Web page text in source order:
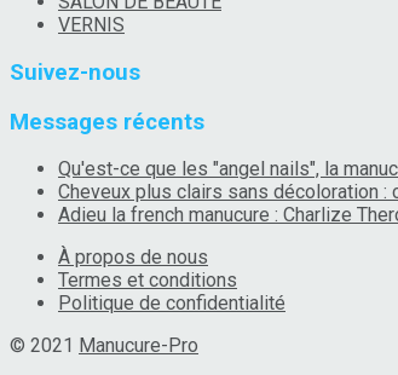
VERNIS
Suivez-nous
Messages récents
Qu'est-ce que les "angel nails", la
Cheveux plus clairs sans décoloration
Adieu la french manucure : Charlize
À propos de nous
Termes et conditions
Politique de confidentialité
© 2021 Manucure-Pro